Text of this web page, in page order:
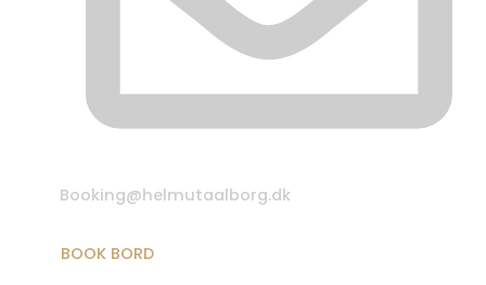
Booking@helmutaalborg.dk
BOOK BORD